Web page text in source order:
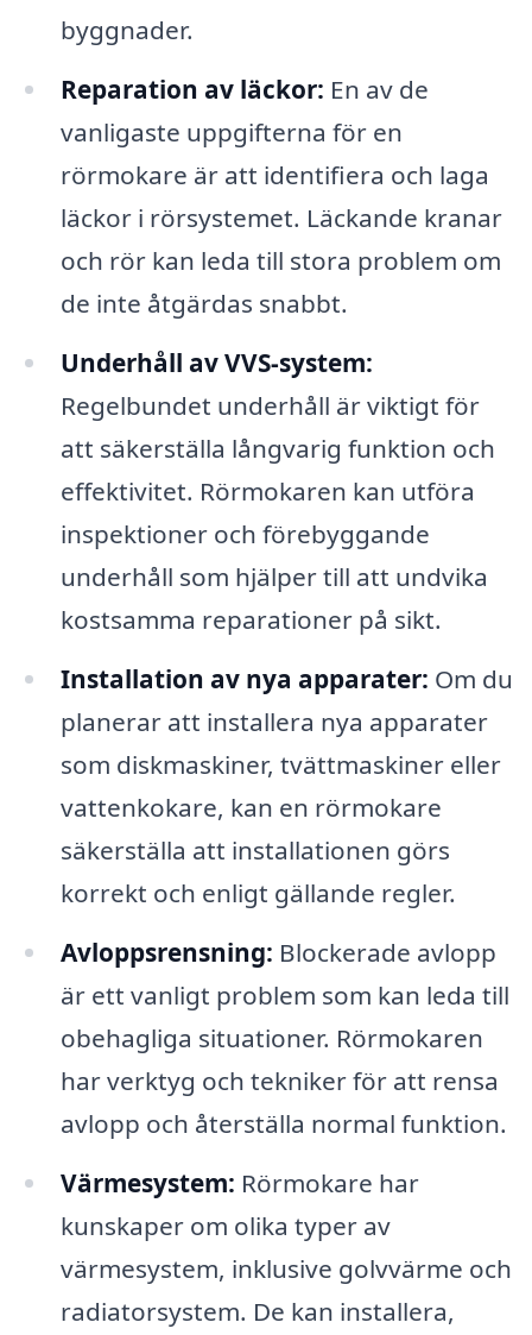
byggnader.
Reparation av läckor: En av de
vanligaste uppgifterna för en
rörmokare är att identifiera och laga
läckor i rörsystemet. Läckande kranar
och rör kan leda till stora problem om
de inte åtgärdas snabbt.
Underhåll av VVS-system:
Regelbundet underhåll är viktigt för
att säkerställa långvarig funktion och
effektivitet. Rörmokaren kan utföra
inspektioner och förebyggande
underhåll som hjälper till att undvika
kostsamma reparationer på sikt.
Installation av nya apparater: Om du
planerar att installera nya apparater
som diskmaskiner, tvättmaskiner eller
vattenkokare, kan en rörmokare
säkerställa att installationen görs
korrekt och enligt gällande regler.
Avloppsrensning: Blockerade avlopp
är ett vanligt problem som kan leda till
obehagliga situationer. Rörmokaren
har verktyg och tekniker för att rensa
avlopp och återställa normal funktion.
Värmesystem: Rörmokare har
kunskaper om olika typer av
värmesystem, inklusive golvvärme och
radiatorsystem. De kan installera,